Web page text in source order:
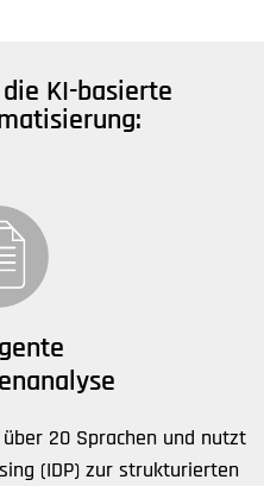
KI-basierte
20 Sprachen und nutzt
(IDP) zur strukturierten